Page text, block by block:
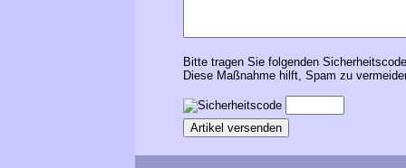
Bitte tragen Sie folgenden
Diese Maßnahme hilft, Spam zu